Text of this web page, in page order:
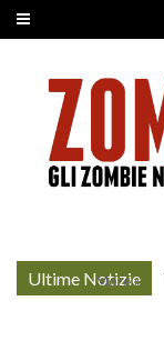
Ultime Notizie
More »